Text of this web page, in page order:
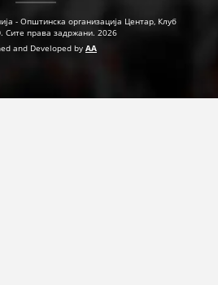
- Општинска организација Центар, Клуб
Сите права задржани. 2026
and Developed by AA